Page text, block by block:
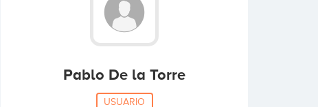
Pablo De la Torre
USUARIO